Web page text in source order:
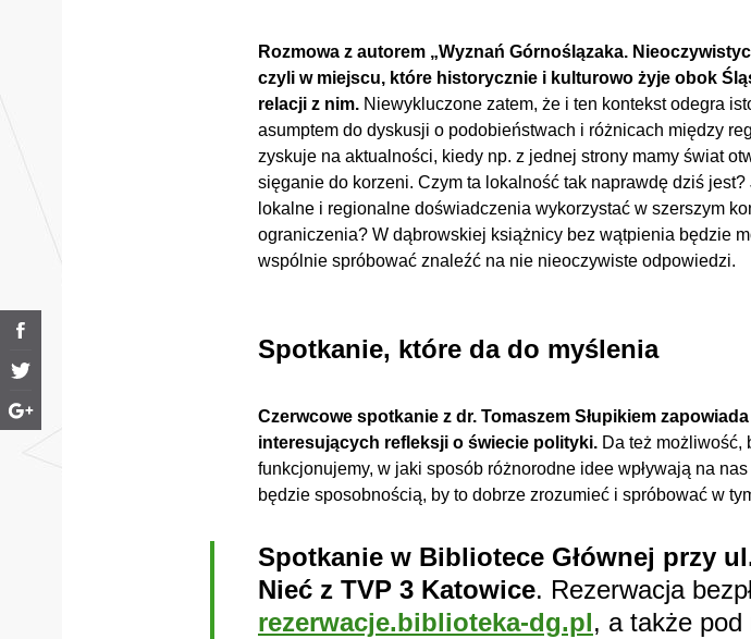
Rozmowa z autorem „Wyznań Górnoślązaka.
czyli w miejscu, które historycznie i kulturowo żyje obok
relacji z nim. Niewykluczone zatem, że i ten kontekst odegra
asumptem do dyskusji o podobieństwach i różnicach między
zyskuje na aktualności, kiedy np. z jednej strony mamy świat
sięganie do korzeni. Czym ta lokalność tak naprawdę dziś
lokalne i regionalne doświadczenia wykorzystać w szerszym
ograniczenia? W dąbrowskiej książnicy bez wątpienia będzie
wspólnie spróbować znaleźć na nie nieoczywiste odpowiedzi.
Spotkanie, które da do myślenia
Czerwcowe spotkanie z dr. Tomaszem Słupikiem
interesujących refleksji o świecie polityki. Da też możliwość,
funkcjonujemy, w jaki sposób różnorodne idee wpływają na
będzie sposobnością, by to dobrze zrozumieć i spróbować w
Spotkanie w Bibliotece Głównej przy
Nieć z TVP 3 Katowice. Rezerwacja
rezerwacje.biblioteka-dg.pl, a także